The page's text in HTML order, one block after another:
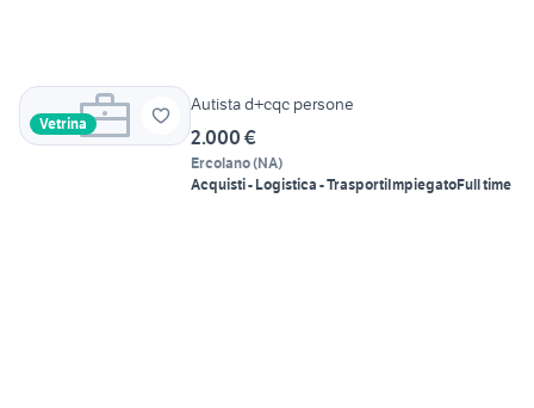
Vetrina
Autista d+cqc persone
2.000 €
Ercolano(NA)
Acquisti - Logistica - TrasportiImpiegatoFull time